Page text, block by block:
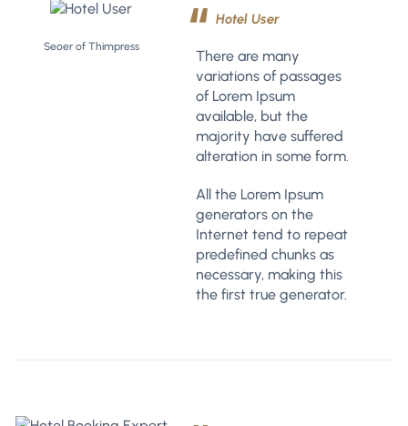
Seoer of Thimpress
Hotel User
There are many
variations of passages
of Lorem Ipsum
available, but the
majority have suffered
alteration in some form.
All the Lorem Ipsum
generators on the
Internet tend to repeat
predefined chunks as
necessary, making this
the first true generator.